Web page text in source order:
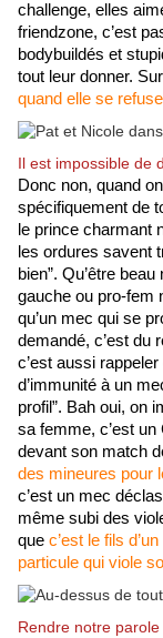
challenge, elles
friendzone, c’est
bodybuildés et
quand elle se
Il est impossible de
Donc non, quand
spécifiquement de
le prince charmant
les ordures savent
bien”. Qu’être
gauche ou pro-fem
qu’un mec qui se
demandé, c’est du
c’est aussi
d’immunité à un
profil”. Bah oui, on
sa femme, c’est
devant son match
des mineures pour
c’est un mec
même subi des
que c’est le fils
particule qui viole
Rendre notre